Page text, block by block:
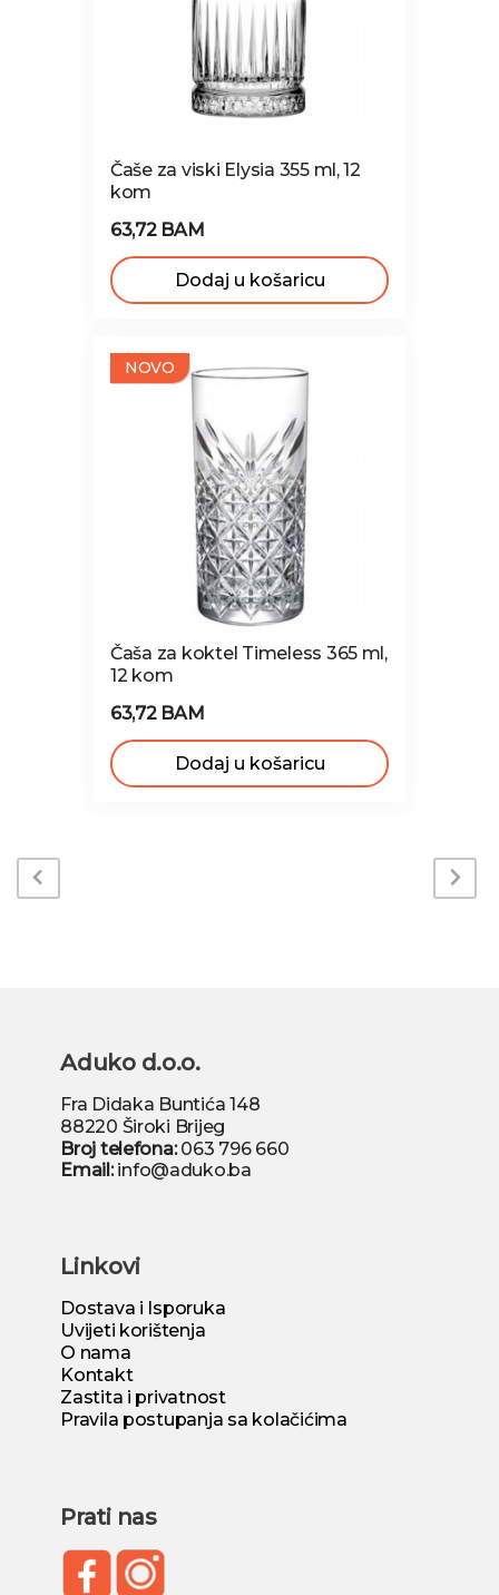
Čaše za viski Elysia 355 ml, 12
kom
63,72 BAM
Dodaj u košaricu
NOVO
Čaša za koktel Timeless 365 ml,
12 kom
63,72 BAM
Dodaj u košaricu
Aduko d.o.o.
Fra Didaka Buntića 148
88220 Široki Brijeg
Broj telefona:063 796 660
Email:info@aduko.ba
Linkovi
Dostava i Isporuka
Uvijeti korištenja
O nama
Kontakt
Zastita i privatnost
Pravila postupanja sa kolačićima
Prati nas